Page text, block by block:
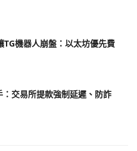
TG機器人崩盤：以太坊優先費
：交易所提款強制延遲、防詐